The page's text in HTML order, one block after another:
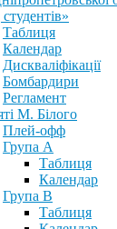
Таблиця
Календар
Дискваліфікації
Бомбардири
Регламент
М. Білого
Плей-офф
Група А
Таблиця
Календар
Група В
Таблиця